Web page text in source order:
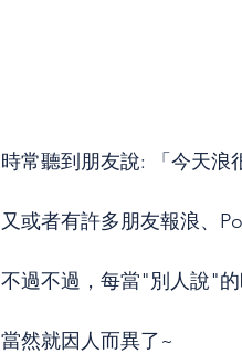
時常聽到朋友說: 「今天浪
又或者有許多朋友報浪、
不過不過，每當"別人說"
當然就因人而異了~